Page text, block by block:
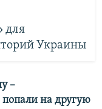
для
Украины
–
на другую